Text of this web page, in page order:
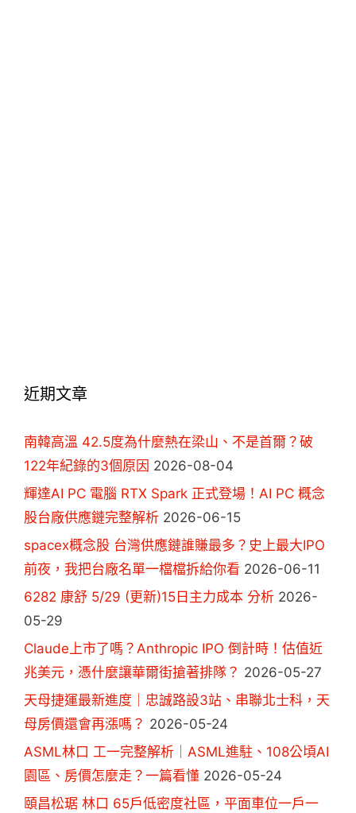
近期文章
南韓高溫 42.5度為什麼熱在梁山、不是首爾？破
122年紀錄的3個原因 2026-08-04
輝達AI PC 電腦 RTX Spark 正式登場！AI PC 概念
股台廠供應鏈完整解析 2026-06-15
spacex概念股 台灣供應鏈誰賺最多？史上最大IPO
前夜，我把台廠名單一檔檔拆給你看 2026-06-11
6282 康舒 5/29 (更新)15日主力成本 分析 2026-
05-29
Claude上市了嗎？Anthropic IPO 倒計時！估值近
兆美元，憑什麼讓華爾街搶著排隊？ 2026-05-27
天母捷運最新進度｜忠誠路設3站、串聯北士科，天
母房價還會再漲嗎？ 2026-05-24
ASML林口 工一完整解析｜ASML進駐、108公頃AI
園區、房價怎麼走？一篇看懂 2026-05-24
頤昌松琚 林口 65戶低密度社區，平面車位一戶一